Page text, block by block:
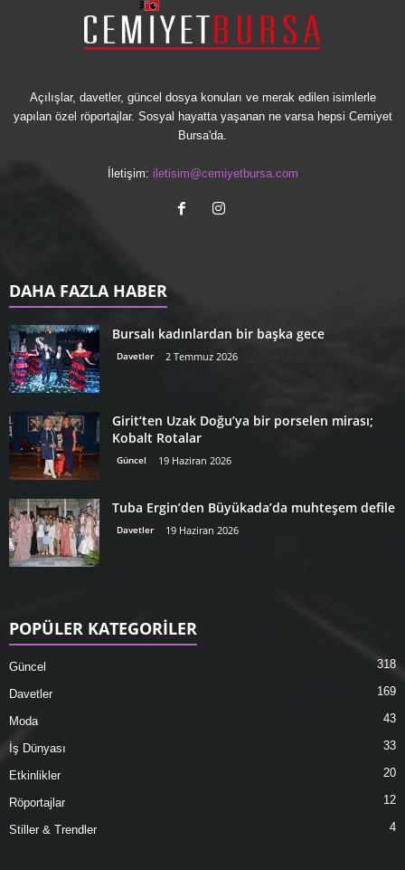
Açılışlar, davetler, güncel dosya konuları ve merak edilen isimlerle
yapılan özel röportajlar. Sosyal hayatta yaşanan ne varsa hepsi Cemiyet
Bursa'da.
İletişim: iletisim@cemiyetbursa.com
DAHA FAZLA HABER
Bursalı kadınlardan bir başka gece
Davetler 2 Temmuz 2026
Girit’ten Uzak Doğu’ya bir porselen mirası;
Kobalt Rotalar
Güncel 19 Haziran 2026
Tuba Ergin’den Büyükada’da muhteşem defile
Davetler 19 Haziran 2026
POPÜLER KATEGORİLER
Güncel 318
Davetler 169
Moda 43
İş Dünyası 33
Etkinlikler 20
Röportajlar 12
Stiller & Trendler 4